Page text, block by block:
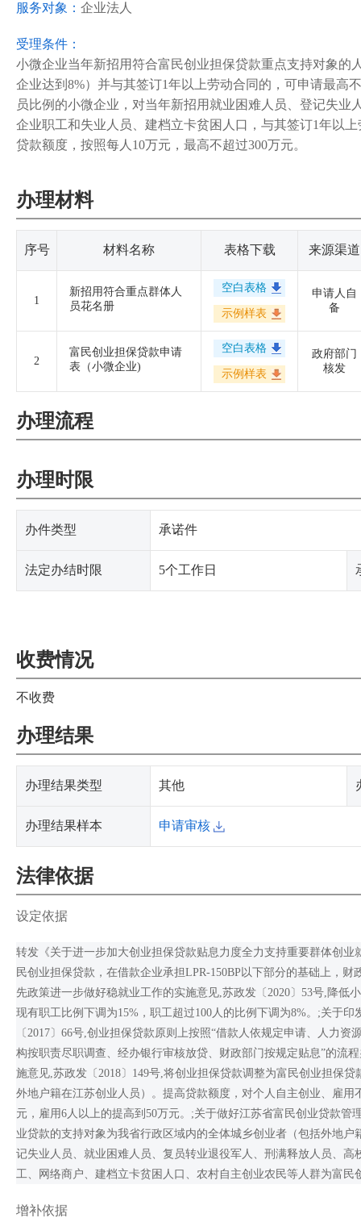
服务对象： 企业法人
受理条件：
小微企业当年新招用符合富民创业担保贷款重点支持对象的
企业达到8%）并与其签订1年以上劳动合同的，可申请最高
员比例的小微企业，对当年新招用就业困难人员、登记失
企业职工和失业人员、建档立卡贫困人口，与其签订1年以
贷款额度，按照每人10万元，最高不超过300万元。
办理材料
序号 材料名称 表格下载 来源渠道
1
新招用符合重点群体人
员花名册
空白表格
示例样表
申请人自
备
2
富民创业担保贷款申请
表（小微企业)
空白表格
示例样表
政府部门
核发
办理流程
办理时限
办件类型 承诺件
法定办结时限 5个工作日
收费情况
不收费
办理结果
办理结果类型 其他
办理结果样本 申请审核
法律依据
设定依据
转发《关于进一步加大创业担保贷款贴息力度全力支持重要群体创
民创业担保贷款，在借款企业承担LPR-150BP以下部分的基础上，
先政策进一步做好稳就业工作的实施意见,苏政发〔2020〕53号,降
现有职工比例下调为15%，职工超过100人的比例下调为8%。;关于
〔2017〕66号,创业担保贷款原则上按照“借款人依规定申请、人力
构按职责尽职调查、经办银行审核放贷、财政部门按规定贴息”的流
施意见,苏政发〔2018〕149号,将创业担保贷款调整为富民创业担保
外地户籍在江苏创业人员）。提高贷款额度，对个人自主创业、雇
元，雇用6人以上的提高到50万元。;关于做好江苏省富民创业贷款管
业贷款的支持对象为我省行政区域内的全体城乡创业者（包括外地
记失业人员、就业困难人员、复员转业退役军人、刑满释放人员、
工、网络商户、建档立卡贫困人口、农村自主创业农民等人群为富
增补依据